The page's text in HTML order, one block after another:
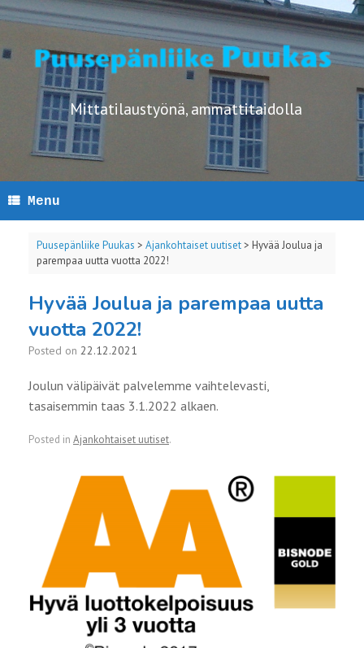
Skip
to
Mittatilaustyönä, ammattitaidolla
Menu
Puusepänliike Puukas > Ajankohtaiset uutiset> Hyvää Joulua ja
parempaa uutta vuotta 2022!
Hyvää Joulua ja parempaa uutta
vuotta 2022!
Posted on 22.12.2021
Joulun välipäivät palvelemme vaihtelevasti,
tasaisemmin taas 3.1.2022 alkaen.
Posted in Ajankohtaiset uutiset.